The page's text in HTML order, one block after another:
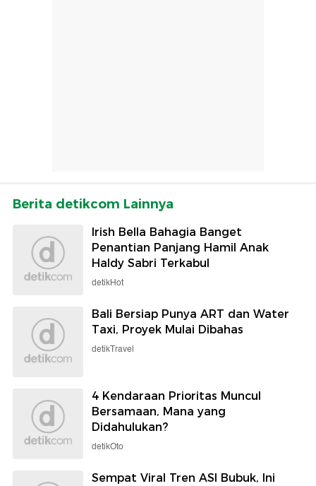
Berita detikcom Lainnya
Irish Bella Bahagia Banget
Penantian Panjang Hamil Anak
Haldy Sabri Terkabul
detikHot
Bali Bersiap Punya ART dan Water
Taxi, Proyek Mulai Dibahas
detikTravel
4 Kendaraan Prioritas Muncul
Bersamaan, Mana yang
Didahulukan?
detikOto
Sempat Viral Tren ASI Bubuk, Ini